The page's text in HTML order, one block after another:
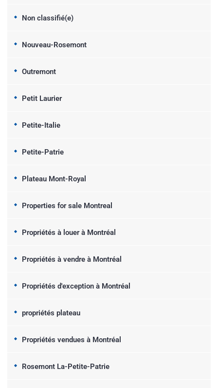
Non classifié(e)
Nouveau-Rosemont
Outremont
Petit Laurier
Petite-Italie
Petite-Patrie
Plateau Mont-Royal
Properties for sale Montreal
Propriétés à louer à Montréal
Propriétés à vendre à Montréal
Propriétés d'exception à Montréal
propriétés plateau
Propriétés vendues à Montréal
Rosemont La-Petite-Patrie